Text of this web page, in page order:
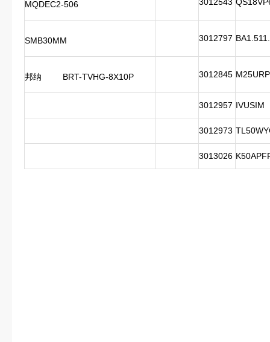
MQDEC2-506
SMB30MM 3012797
邦纳 BRT-TVHG-8X10P 3012845
3012957 IVUSIM
3012973
3013026